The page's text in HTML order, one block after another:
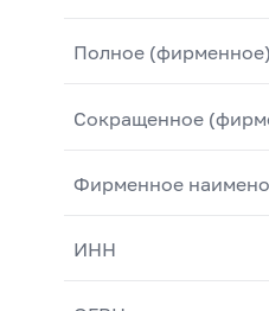
Полное
Сокращенное
Фирменное
ИНН